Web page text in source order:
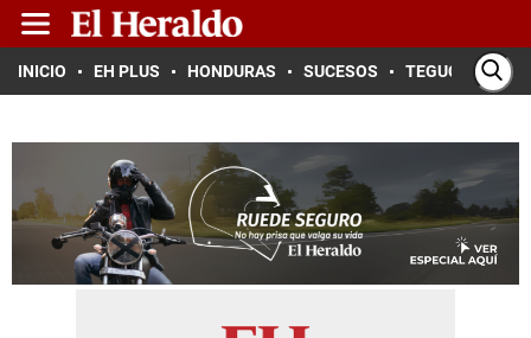
INICIO EH PLUS HONDURAS SUCESOS TEGUCIGALPA